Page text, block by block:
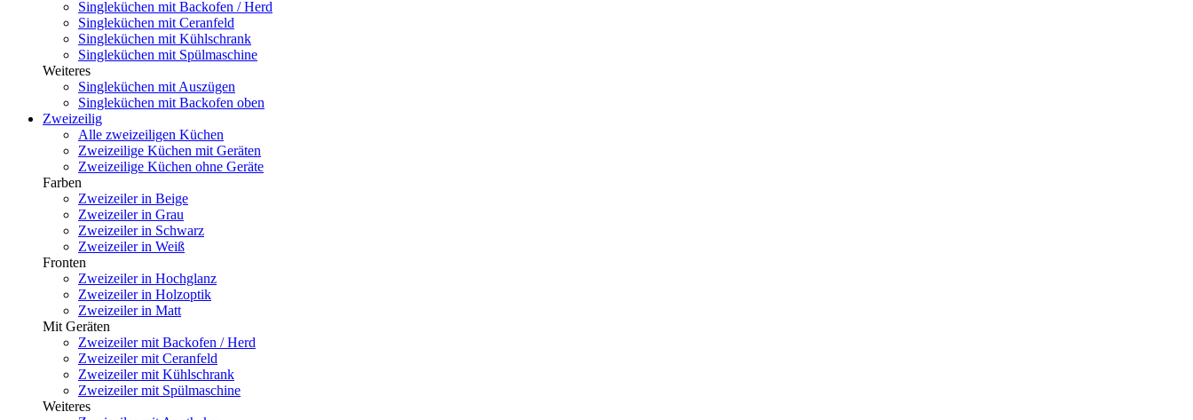
Singleküchen mit Backofen / Herd
Singleküchen mit Ceranfeld
Singleküchen mit Kühlschrank
Singleküchen mit Spülmaschine
Weiteres
Singleküchen mit Auszügen
Singleküchen mit Backofen oben
Zweizeilig
Alle zweizeiligen Küchen
Zweizeilige Küchen mit Geräten
Zweizeilige Küchen ohne Geräte
Farben
Zweizeiler in Beige
Zweizeiler in Grau
Zweizeiler in Schwarz
Zweizeiler in Weiß
Fronten
Zweizeiler in Hochglanz
Zweizeiler in Holzoptik
Zweizeiler in Matt
Mit Geräten
Zweizeiler mit Backofen / Herd
Zweizeiler mit Ceranfeld
Zweizeiler mit Kühlschrank
Zweizeiler mit Spülmaschine
Weiteres